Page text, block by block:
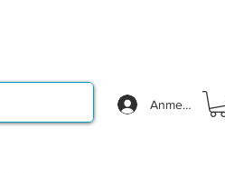
Anmelden